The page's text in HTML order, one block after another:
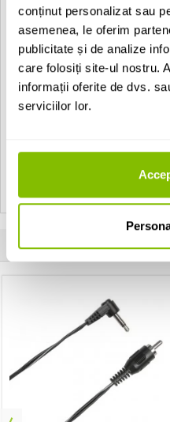
conținut personalizat sau
asemenea, le oferim
publicitate și de analize
care folosiți site-ul nostru.
informații oferite de dvs.
serviciilor lor.
Lungime: 0.45 m
Culoare: Negru
Conector 1: Jack 6.3 mm
Contacte conector 1: Gold
Conector 2: Jack 6.3 mm
Contacte conector 2: Gold
Vezi toate produsele de tip
Vezi toate produsele din categoria
Clientii care au cumparat acest